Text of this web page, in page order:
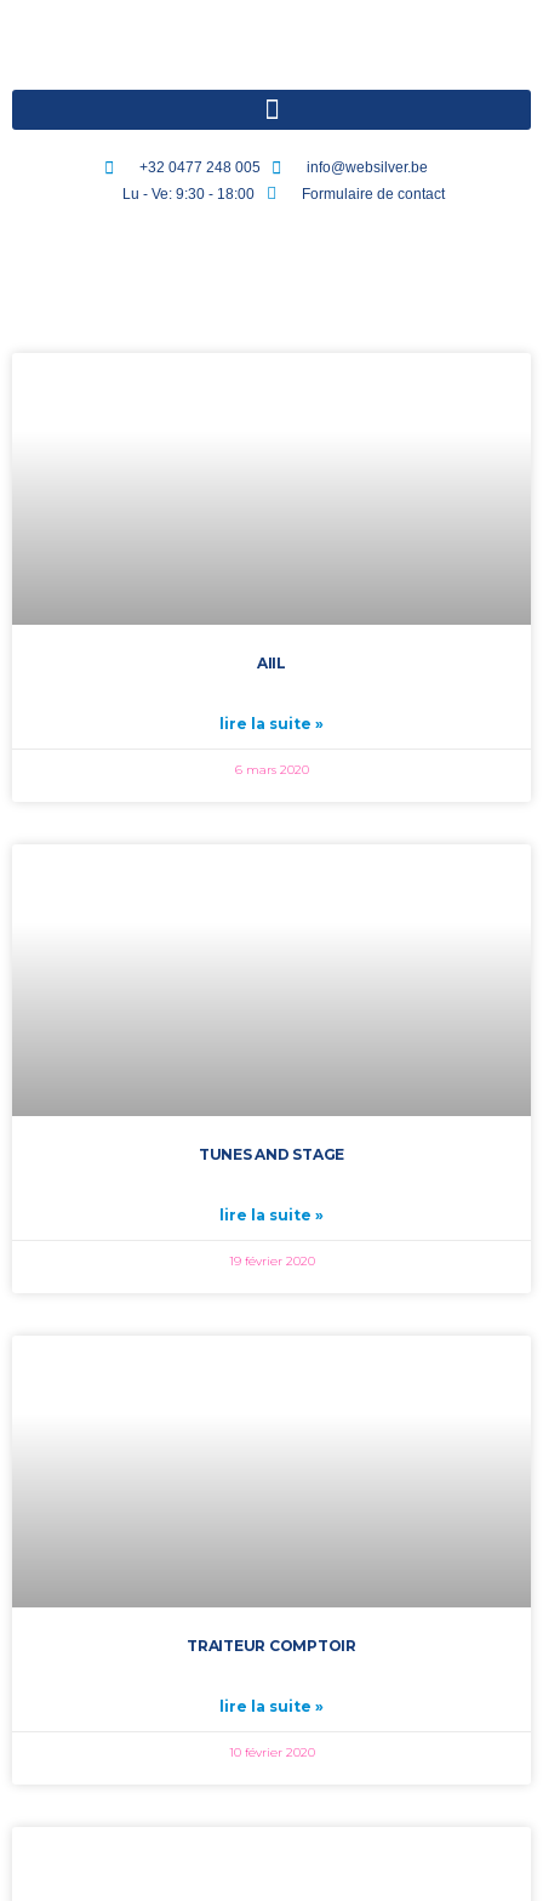
+32 0477 248 005
info@websilver.be
Lu - Ve: 9:30 - 18:00
Formulaire de contact
AIIL
lire la suite »
6 mars 2020
TUNES AND STAGE
lire la suite »
19 février 2020
TRAITEUR COMPTOIR
lire la suite »
10 février 2020